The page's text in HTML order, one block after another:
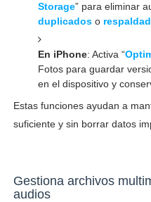
Storage” para eliminar
duplicadoso
En iPhone: Activa “
Fotos para guardar
en el dispositivo y
Estas funciones ayudan a
suficiente y sin borrar datos
Gestiona archivos
audios